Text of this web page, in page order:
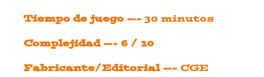
Tiempo de juego —- 30 minutos
Complejidad —- 6 / 10
Fabricante/Editorial —- CGE